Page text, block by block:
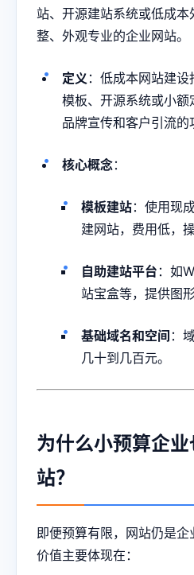
站、开源建站系统或低成
整、外观专业的企业网站。
定义 ：低成本网站建
模板、开源系统或小额
品牌宣传和客户引流的
核心概念：
模板建站：使用现
建网站，费用低，操
自助建站平台 ：如
站宝盒等，提供图
基础域名和空间 ：
几十到几百元。
为什么小预算企
站？
即便预算有限，网站仍是
价值主要体现在：